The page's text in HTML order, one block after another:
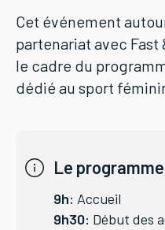
Cet événement
partenariat avec Fast
le cadre du
dédié au sport
Le programme
9h: Accueil
9h30: Début des